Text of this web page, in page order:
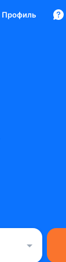
Профиль